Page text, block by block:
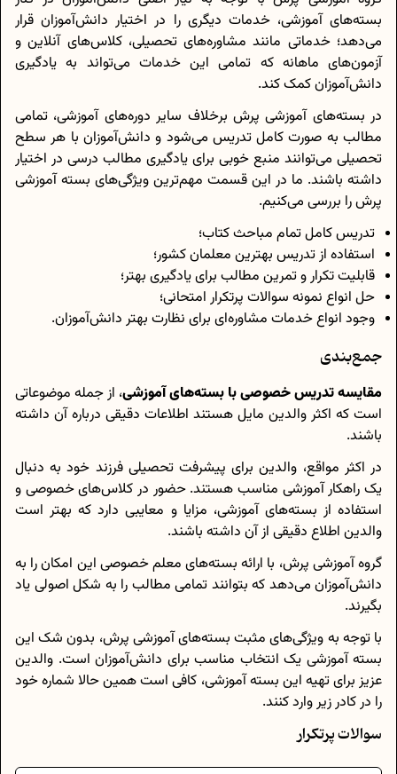
بسته‌های آموزشی، خدمات دیگری را در اختیار دانش‌آموزان قرار
می‌دهد؛ خدماتی مانند مشاوره‌های تحصیلی، کلاس‌های آنلاین و
آزمون‌های ماهانه که تمامی این خدمات می‌تواند به یادگیری
دانش‌آموزان کمک کند.
در بسته‌های آموزشی پرش برخلاف سایر دوره‌های آموزشی، تمامی
مطالب به صورت کامل تدریس می‌شود و دانش‌آموزان با هر سطح
تحصیلی می‌توانند منبع خوبی برای یادگیری مطالب درسی در اختیار
داشته باشند. ما در این قسمت مهم‌ترین ویژگی‌های بسته‌ آموزشی
پرش را بررسی می‌کنیم.
تدریس کامل تمام مباحث کتاب؛
استفاده از تدریس بهترین معلمان کشور؛
قابلیت تکرار و تمرین مطالب برای یادگیری بهتر؛
حل انواع نمونه سوالات پرتکرار امتحانی؛
وجود انواع خدمات مشاوره‌ای برای نظارت بهتر دانش‌آموزان.
جمع‌بندی
مقایسه تدریس خصوصی با بسته‌های آموزشی، از جمله موضوعاتی
است که اکثر والدین مایل هستند اطلاعات دقیقی درباره آن داشته
باشند.
در اکثر مواقع، والدین برای پیشرفت تحصیلی فرزند خود به دنبال
یک راهکار آموزشی مناسب هستند. حضور در کلاس‌های خصوصی و
استفاده از بسته‌های آموزشی، مزایا و معایبی دارد که بهتر است
والدین اطلاع دقیقی از آن داشته باشند.
گروه آموزشی پرش، با ارائه بسته‌های معلم خصوصی این امکان را به
دانش‌آموزان می‌دهد که بتوانند تمامی مطالب را به شکل اصولی یاد
بگیرند.
با توجه به ویژگی‌های مثبت بسته‌های آموزشی پرش، بدون شک این
بسته آموزشی یک انتخاب مناسب برای دانش‌آموزان است. والدین
عزیز برای تهیه این بسته آموزشی، کافی است همین حالا شماره خود
را در کادر زیر وارد کنند.
سوالات پرتکرار